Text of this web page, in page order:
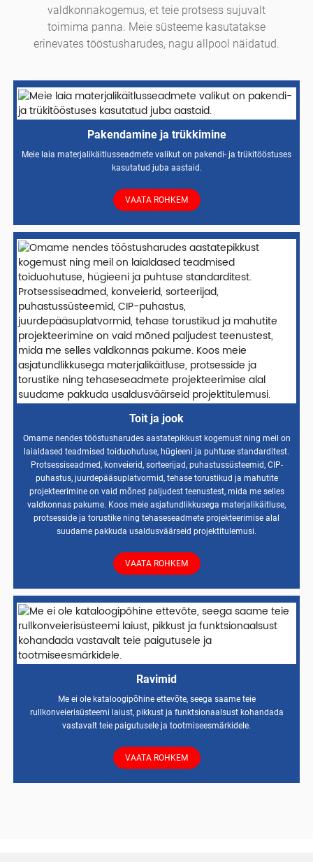
valdkonnakogemus, et teie protsess sujuvalt
toimima panna. Meie süsteeme kasutatakse
erinevates tööstusharudes, nagu allpool näidatud.
Pakendamine ja trükkimine
Meie laia materjalikäitlusseadmete valikut on pakendi- ja trükitööstuses
kasutatud juba aastaid.
VAATA ROHKEM
Toit ja jook
Omame nendes tööstusharudes aastatepikkust kogemust ning meil on
laialdased teadmised toiduohutuse, hügieeni ja puhtuse standarditest.
Protsessiseadmed, konveierid, sorteerijad, puhastussüsteemid, CIP-
puhastus, juurdepääsuplatvormid, tehase torustikud ja mahutite
projekteerimine on vaid mõned paljudest teenustest, mida me selles
valdkonnas pakume. Koos meie asjatundlikkusega materjalikäitluse,
protsesside ja torustike ning tehaseseadmete projekteerimise alal
suudame pakkuda usaldusväärseid projektitulemusi.
VAATA ROHKEM
Ravimid
Me ei ole kataloogipõhine ettevõte, seega saame teie
rullkonveierisüsteemi laiust, pikkust ja funktsionaalsust kohandada
vastavalt teie paigutusele ja tootmiseesmärkidele.
VAATA ROHKEM